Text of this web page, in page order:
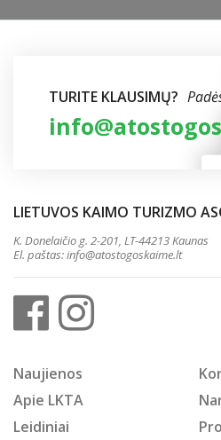
TURITE KLAUSIMŲ?
LIETUVOS KAIMO TURIZMO
K. Donelaičio g. 2-201, LT-44213 Kaunas
El. paštas:info@atostogoskaime.lt
Naujienos
Apie LKTA
Leidiniai